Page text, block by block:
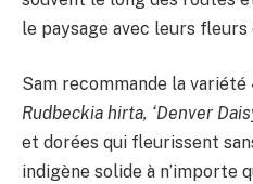
le paysage avec leurs fleurs
Sam recommande la variété
Rudbeckia hirta, ‘Denver
et dorées qui fleurissent
indigène solide à n’importe